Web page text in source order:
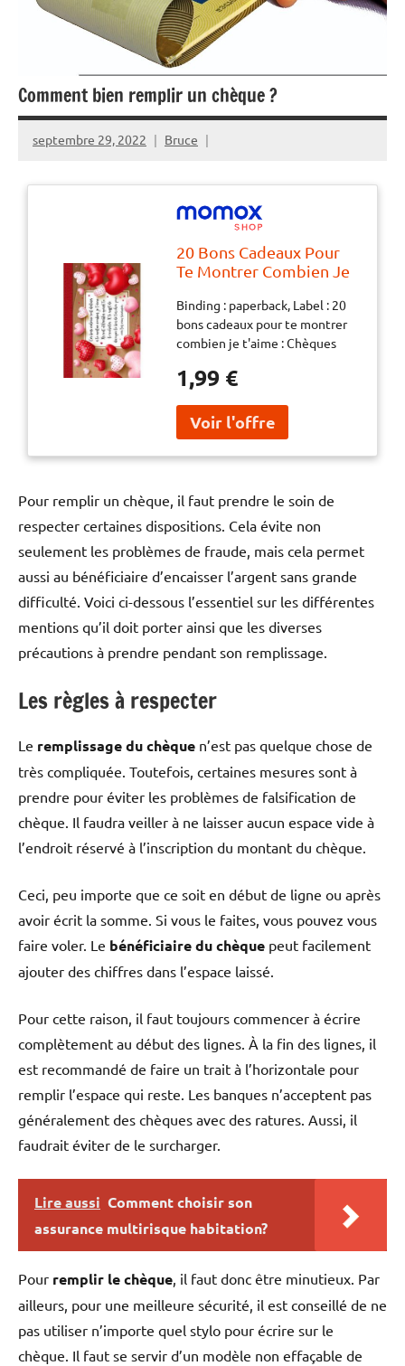
Comment bien remplir un chèque ?
septembre 29, 2022 Bruce
20 Bons Cadeaux Pour
Te Montrer Combien Je
Cadeaux À Remplir De
Délicates Attentions &
Surprises Pour Faire
Saint Valentin. Cadeau
Fête Des Mères
Binding : paperback, Label : 20
bons cadeaux pour te montrer
combien je t'aime : Chèques
attentions & surprises pour faire
Valentin. Cadeau fête des
mères, medium : paperback,
numberOfPages : 40,
languages : french
1,99 €
Pour remplir un chèque, il faut prendre le soin de
respecter certaines dispositions. Cela évite non
seulement les problèmes de fraude, mais cela permet
aussi au bénéficiaire d’encaisser l’argent sans grande
difficulté. Voici ci-dessous l’essentiel sur les différentes
mentions qu’il doit porter ainsi que les diverses
précautions à prendre pendant son remplissage.
Les règles à respecter
Le remplissage du chèque n’est pas quelque chose de
très compliquée. Toutefois, certaines mesures sont à
prendre pour éviter les problèmes de falsification de
chèque. Il faudra veiller à ne laisser aucun espace vide à
l’endroit réservé à l’inscription du montant du chèque.
Ceci, peu importe que ce soit en début de ligne ou après
avoir écrit la somme. Si vous le faites, vous pouvez vous
faire voler. Le bénéficiaire du chèque peut facilement
ajouter des chiffres dans l’espace laissé.
Pour cette raison, il faut toujours commencer à écrire
complètement au début des lignes. À la fin des lignes, il
est recommandé de faire un trait à l’horizontale pour
remplir l’espace qui reste. Les banques n’acceptent pas
généralement des chèques avec des ratures. Aussi, il
faudrait éviter de le surcharger.
Lire aussi Comment choisir son
assurance multirisque habitation?
Pour remplir le chèque, il faut donc être minutieux. Par
ailleurs, pour une meilleure sécurité, il est conseillé de ne
pas utiliser n’importe quel stylo pour écrire sur le
chèque. Il faut se servir d’un modèle non effaçable de